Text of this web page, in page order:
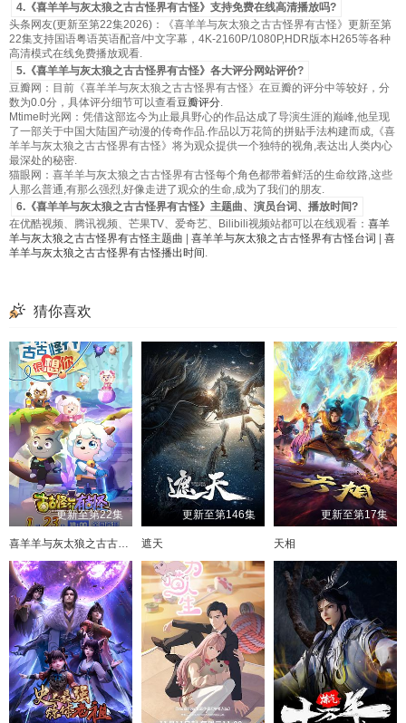
4.《喜羊羊与灰太狼之古古怪界有古怪》支持免费在线高清播放吗?
头条网友(更新至第22集2026)：《喜羊羊与灰太狼之古古怪界有古怪》更新至第
22集支持国语粤语英语配音/中文字幕，4K-2160P/1080P,HDR版本H265等各种
高清模式在线免费播放观看.
5.《喜羊羊与灰太狼之古古怪界有古怪》各大评分网站评价?
豆瓣网：目前《喜羊羊与灰太狼之古古怪界有古怪》在豆瓣的评分中等较好，分
数为0.0分，具体评分细节可以查看豆瓣评分.
Mtime时光网：凭借这部迄今为止最具野心的作品达成了导演生涯的巅峰,他呈现
了一部关于中国大陆国产动漫的传奇作品.作品以万花筒的拼贴手法构建而成,《喜
羊羊与灰太狼之古古怪界有古怪》将为观众提供一个独特的视角,表达出人类内心
最深处的秘密.
猫眼网：喜羊羊与灰太狼之古古怪界有古怪每个角色都带着鲜活的生命纹路,这些
人那么普通,有那么强烈,好像走进了观众的生命,成为了我们的朋友.
6.《喜羊羊与灰太狼之古古怪界有古怪》主题曲、演员台词、播放时间?
在优酷视频、腾讯视频、芒果TV、爱奇艺、Bilibili视频站都可以在线观看： 喜羊
羊与灰太狼之古古怪界有古怪主题曲
喜羊羊与灰太狼之古古怪界有古怪台词
喜
羊羊与灰太狼之古古怪界有古怪播出时间 .
猜你喜欢
更新至第22集
喜羊羊与灰太狼之古古怪界有古怪
更新至第146集
遮天
更新至第17集
天相